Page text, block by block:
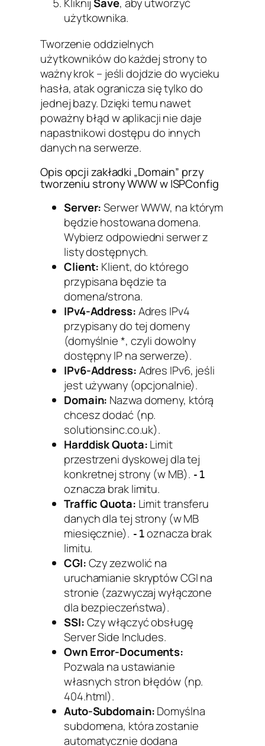
KliknijSave, aby utworzyć
użytkownika.
Tworzenie oddzielnych
użytkowników do każdej strony to
ważny krok – jeśli dojdzie do wycieku
hasła, atak ogranicza się tylko do
jednej bazy. Dzięki temu nawet
poważny błąd w aplikacji nie daje
napastnikowi dostępu do innych
danych na serwerze.
Opis opcji zakładki „Domain” przy
tworzeniu strony WWW w ISPConfig
Server:Serwer WWW, na którym
będzie hostowana domena.
Wybierz odpowiedni serwer z
listy dostępnych.
Client: Klient, do którego
przypisana będzie ta
domena/strona.
IPv4-Address:Adres IPv4
przypisany do tej domeny
(domyślnie *, czyli dowolny
dostępny IP na serwerze).
IPv6-Address:Adres IPv6, jeśli
jest używany (opcjonalnie).
Domain: Nazwa domeny, którą
chcesz dodać (np.
solutionsinc.co.uk).
Harddisk Quota:Limit
przestrzeni dyskowej dla tej
konkretnej strony (w MB). -1
oznacza brak limitu.
Traffic Quota: Limit transferu
danych dla tej strony (w MB
miesięcznie). -1oznacza brak
limitu.
CGI:Czy zezwolić na
uruchamianie skryptów CGI na
stronie (zazwyczaj wyłączone
dla bezpieczeństwa).
SSI:Czy włączyć obsługę
Server Side Includes.
Own Error-Documents:
Pozwala na ustawianie
własnych stron błędów (np.
404.html).
Auto-Subdomain:Domyślna
subdomena, która zostanie
automatycznie dodana